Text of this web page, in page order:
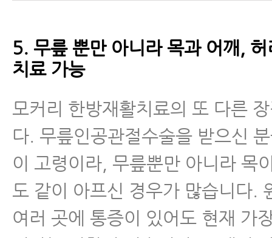
5. 무릎 뿐만 아니라 목과 어깨,
치료 가능
모커리 한방재활치료의 또 다른
다. 무릎인공관절수술을 받으신
이 고령이라, 무릎뿐만 아니라 목
도 같이 아프신 경우가 많습니다.
여러 곳에 통증이 있어도 현재 가